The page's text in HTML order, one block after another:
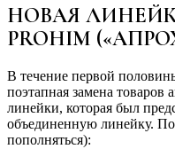
НОВАЯ
PROHIM
В течение первой
поэтапная замена
линейки, которая был
объединенную линейку.
пополняться):